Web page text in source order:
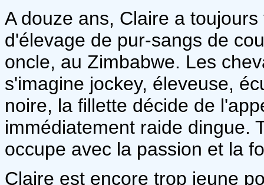
A douze ans, Claire a
d'élevage de pur-sangs de
oncle, au Zimbabwe. Les
s'imagine jockey, éleveuse,
noire, la fillette décide de
immédiatement raide dingue.
occupe avec la passion et la
Claire est encore trop jeune